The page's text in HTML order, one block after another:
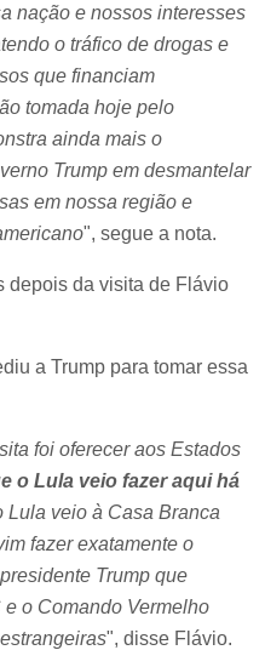
nação e nossos interesses
o tráfico de drogas e
que financiam
tomada hoje pelo
ainda mais o
Trump em desmantelar
em nossa região e
", segue a nota.
depois da visita de Flávio
a Trump para tomar essa
foi oferecer aos Estados
o Lula veio fazer aqui há
Lula veio à Casa Branca
fazer exatamente o
Trump que
o Comando Vermelho
", disse Flávio.